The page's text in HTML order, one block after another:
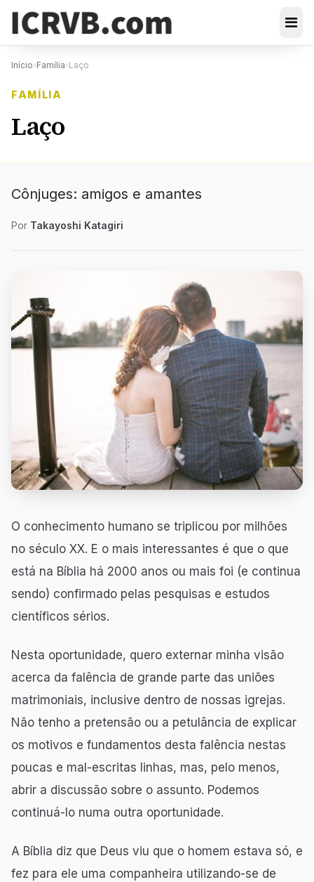
Início›Família›Laço
FAMÍLIA
Laço
Cônjuges: amigos e amantes
Por Takayoshi Katagiri
O conhecimento humano se triplicou por milhões
no século XX. E o mais interessantes é que o que
está na Bíblia há 2000 anos ou mais foi (e continua
sendo) confirmado pelas pesquisas e estudos
científicos sérios.
Nesta oportunidade, quero externar minha visão
acerca da falência de grande parte das uniões
matrimoniais, inclusive dentro de nossas igrejas.
Não tenho a pretensão ou a petulância de explicar
os motivos e fundamentos desta falência nestas
poucas e mal-escritas linhas, mas, pelo menos,
abrir a discussão sobre o assunto. Podemos
continuá-lo numa outra oportunidade.
A Bíblia diz que Deus viu que o homem estava só, e
fez para ele uma companheira utilizando-se de